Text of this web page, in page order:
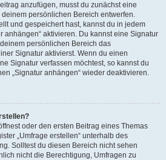
anzufügen, musst du zunächst eine
persönlichen Bereich entwerfen.
und gespeichert hast, kannst du in jedem
anhängen“ aktivieren. Du kannst eine Signatur
persönlichen Bereich das
Signatur aktivierst. Wenn du einen
Signatur verfassen möchtest, so kannst du
„Signatur anhängen“ wieder deaktivieren.
oder den ersten Beitrag eines Themas
„Umfrage erstellen“ unterhalb des
Solltest du diesen Bereich nicht sehen
nicht die Berechtigung, Umfragen zu